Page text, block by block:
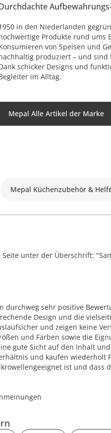
in den Niederlanden
Produkte rund ums
von Speisen und
produziert – und sind
schicker Designs und
im Alltag.
Mepal Alle Artikel der Marke
Mepal Küchenzubehör &
unter der Überschrift:
durchweg sehr positive
Design und die
und zeigen keine
und Farben sowie die
gute Sicht auf den Inhalt
und kaufen
ist und dass